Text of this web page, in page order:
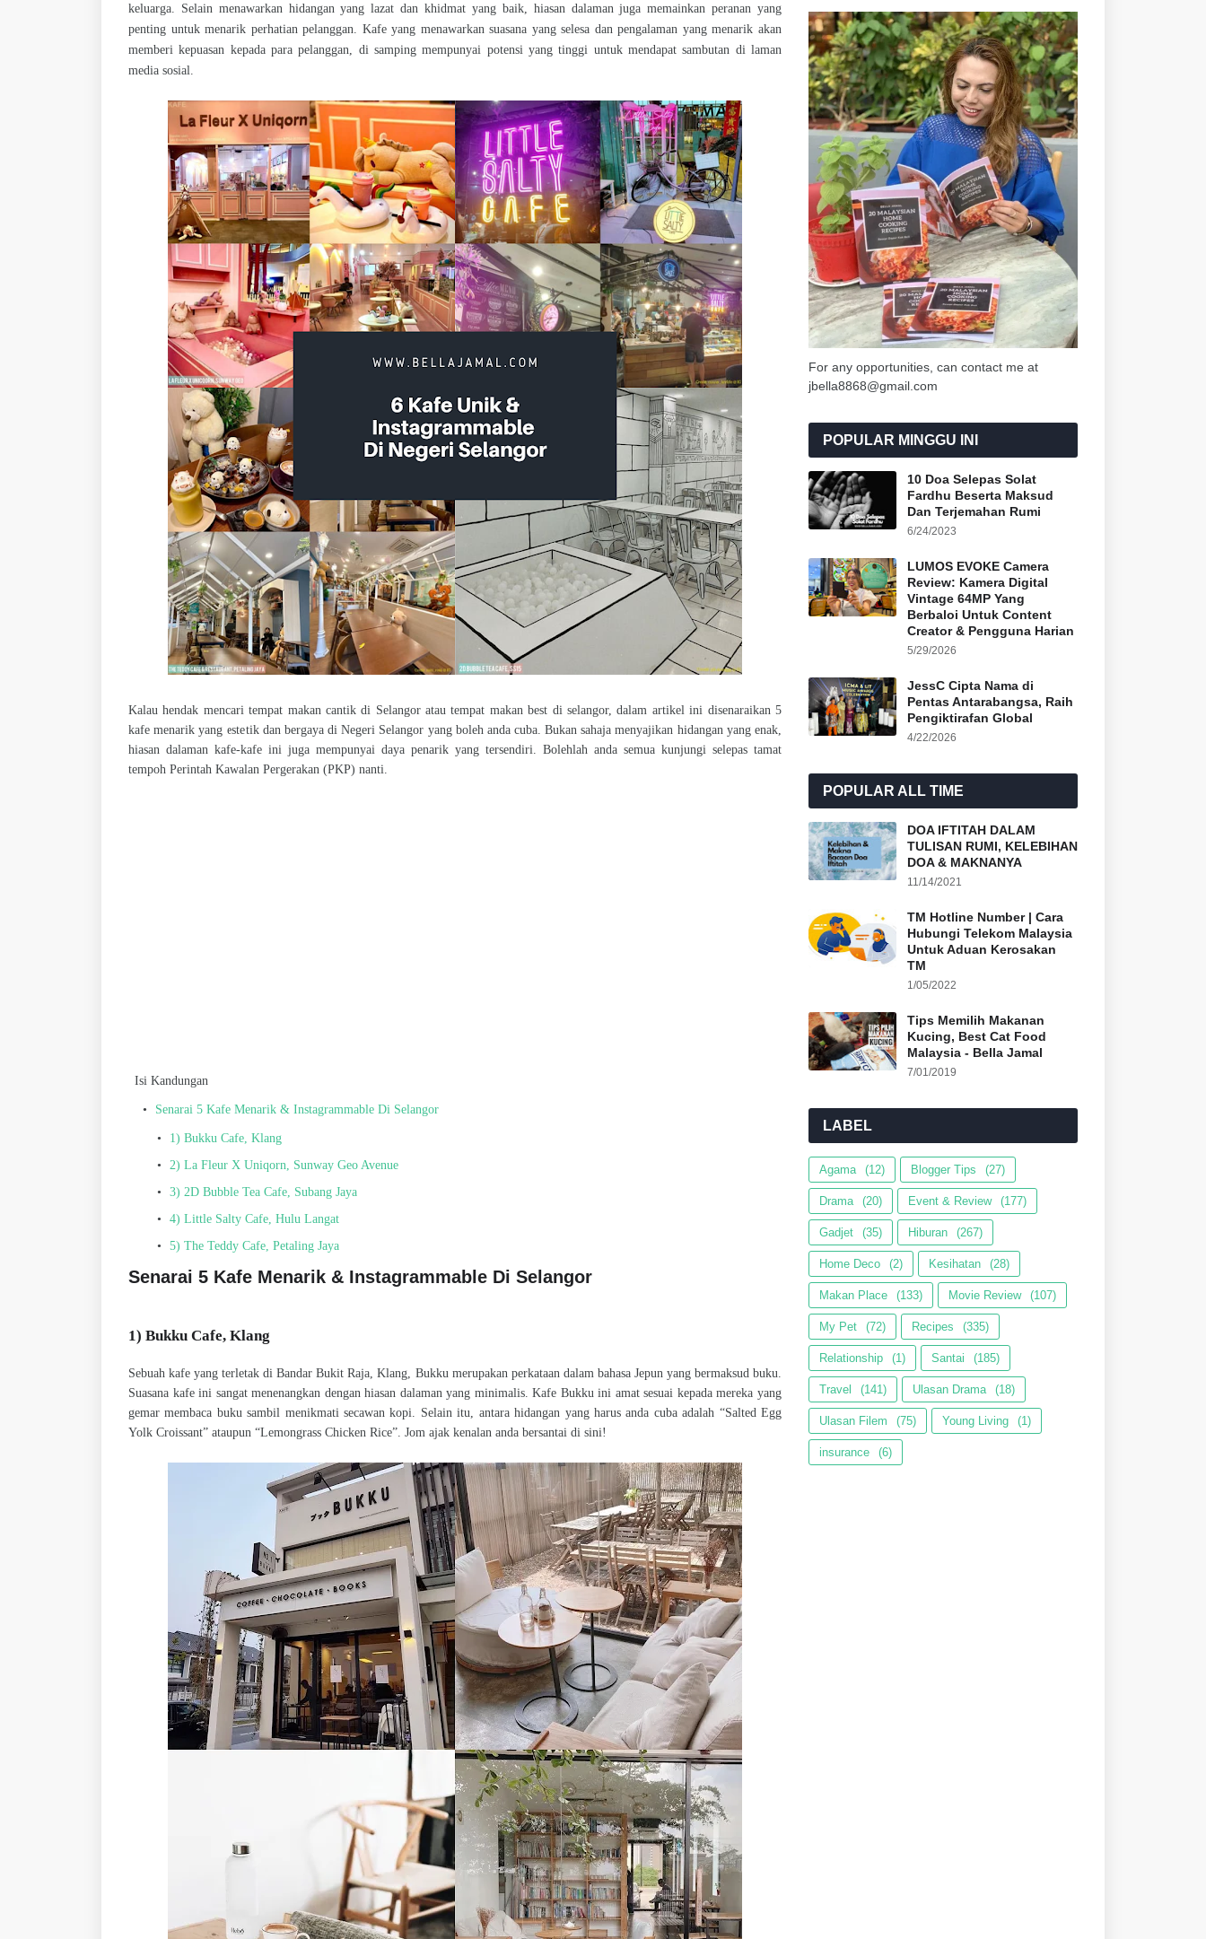
keluarga. Selain menawarkan hidangan yang lazat dan khidmat yang baik, hiasan dalaman juga memainkan peranan yang
penting untuk menarik perhatian pelanggan. Kafe yang menawarkan suasana yang selesa dan pengalaman yang menarik akan
memberi kepuasan kepada para pelanggan, di samping mempunyai potensi yang tinggi untuk mendapat sambutan di laman
media sosial.
Kalau hendak mencari tempat makan cantik di Selangor atau tempat makan best di selangor, dalam artikel ini disenaraikan 5
kafe menarik yang estetik dan bergaya di Negeri Selangor yang boleh anda cuba. Bukan sahaja menyajikan hidangan yang enak,
hiasan dalaman kafe-kafe ini juga mempunyai daya penarik yang tersendiri. Bolehlah anda semua kunjungi selepas tamat
tempoh Perintah Kawalan Pergerakan (PKP) nanti.
Isi Kandungan
Senarai 5 Kafe Menarik & Instagrammable Di Selangor
1) Bukku Cafe, Klang
2) La Fleur X Uniqorn, Sunway Geo Avenue
3) 2D Bubble Tea Cafe, Subang Jaya
4) Little Salty Cafe, Hulu Langat
5) The Teddy Cafe, Petaling Jaya
Senarai 5 Kafe Menarik & Instagrammable Di Selangor
1) Bukku Cafe, Klang
Sebuah kafe yang terletak di Bandar Bukit Raja, Klang, Bukku merupakan perkataan dalam bahasa Jepun yang bermaksud buku.
Suasana kafe ini sangat menenangkan dengan hiasan dalaman yang minimalis. Kafe Bukku ini amat sesuai kepada mereka yang
gemar membaca buku sambil menikmati secawan kopi. Selain itu, antara hidangan yang harus anda cuba adalah “Salted Egg
Yolk Croissant” ataupun “Lemongrass Chicken Rice”. Jom ajak kenalan anda bersantai di sini!
For any opportunities, can contact me at
jbella8868@gmail.com
POPULAR MINGGU INI
10 Doa Selepas Solat
Fardhu Beserta Maksud
Dan Terjemahan Rumi
6/24/2023
LUMOS EVOKE Camera
Review: Kamera Digital
Vintage 64MP Yang
Berbaloi Untuk Content
Creator & Pengguna Harian
5/29/2026
JessC Cipta Nama di
Pentas Antarabangsa, Raih
Pengiktirafan Global
4/22/2026
POPULAR ALL TIME
DOA IFTITAH DALAM
TULISAN RUMI, KELEBIHAN
DOA & MAKNANYA
11/14/2021
TM Hotline Number | Cara
Hubungi Telekom Malaysia
Untuk Aduan Kerosakan
TM
1/05/2022
Tips Memilih Makanan
Kucing, Best Cat Food
Malaysia - Bella Jamal
7/01/2019
LABEL
Agama (12) Blogger Tips (27)
Drama (20) Event & Review (177)
Gadjet (35) Hiburan (267)
Home Deco (2) Kesihatan (28)
Makan Place (133) Movie Review (107)
My Pet (72) Recipes (335)
Relationship (1) Santai (185)
Travel (141) Ulasan Drama (18)
Ulasan Filem (75) Young Living (1)
insurance (6)